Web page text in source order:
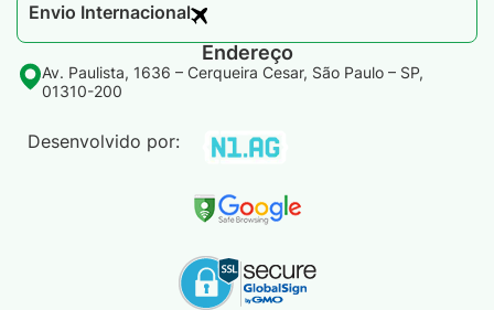
Envio Internacional​
Endereço
Av. Paulista, 1636 – Cerqueira Cesar, São Paulo – SP,
01310-200
Desenvolvido por: